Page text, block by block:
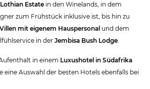
Lothian Estate in den Winelands, in dem
zum Frühstück inklusive ist, bis hin zu
mit eigenem Hauspersonal und dem
in der Jembisa Bush Lodge.
in einem Luxushotel in Südafrika
eine Auswahl der besten Hotels ebenfalls bei